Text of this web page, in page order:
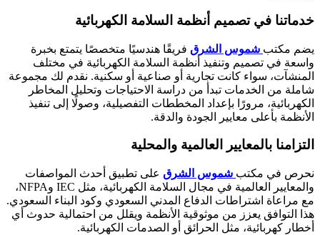
خدماتنا في تصميم أنظمة السلامة الكهربائية
يضم مكتب شموس الشرق فريقًا هندسيًا متخصصًا يتمتع بخبرة
واسعة في تصميم وتنفيذ أنظمة السلامة الكهربائية في مختلف
المنشآت، سواء كانت تجارية أو صناعية أو سكنية. نقدم لك مجموعة
شاملة من الخدمات تبدأ من دراسة الاحتياجات وتحليل المخاطر
الكهربائية، مرورًا بإعداد المخططات التفصيلية، وصولًا إلى تنفيذ
الأنظمة بأعلى معايير الجودة والدقة.
التزامنا بالمعايير العالمية والمحلية
نحرص في مكتب شموس الشرق على تطبيق أحدث المواصفات
والمعايير العالمية في مجال السلامة الكهربائية، مثل IEC وNFPA،
مع مراعاة اشتراطات الدفاع المدني السعودي وكود البناء السعودي.
هذا التوافق يعزز من موثوقية الأنظمة ويقلل من احتمالية حدوث أي
أخطار كهربائية، مثل الحرائق أو الصدمات الكهربائية.